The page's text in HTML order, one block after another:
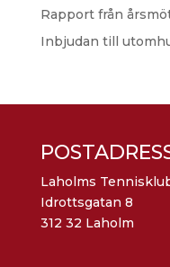
Rapport från
Inbjudan till
Laholms
Idrottsgatan 8
312 32 Laholm